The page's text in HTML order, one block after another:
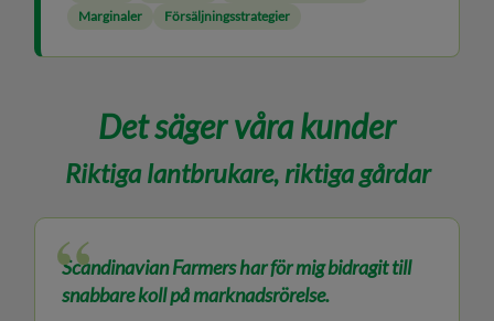
Marginaler
Försäljningsstrategier
Det säger våra kunder
Riktiga lantbrukare, riktiga gårdar
“
Scandinavian Farmers har för mig bidragit till
snabbare koll på marknadsrörelse.